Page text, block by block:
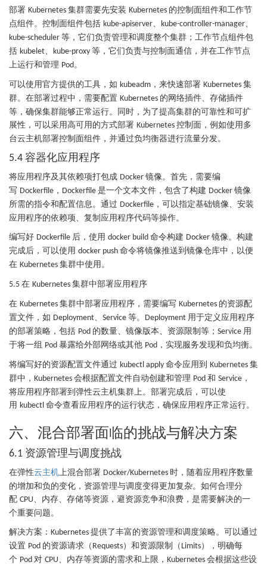
部署 Kubernetes 集群需要先安装 Kubernetes 的控制面组件和工作节
点组件。控制面组件包括 kube-apiserver、 kube-controller-manager、
kube-scheduler 等，它们负责管理和调度整个集群；工作节点组件包
括 kubelet、 kube-proxy 等，它们负责与控制面通信，并在工作节点
上运行和管理 Pod。
可以使用官方提供的工具，如 kubeadm ，来快速部署 Kubernetes 集
群。在部署过程中，需要配置 Kubernetes 的网络插件、存储插件
等，确保集群能够正常运行。同时，为了提高集群的可靠性和可扩
展性，可以采用高可用的方式部署 Kubernetes 控制面，例如使用多
台云主机部署控制面组件，并通过负均衡器进行流量分发。
5.4 容器化应用程序
将应用程序及其依赖项打包成 Docker 镜像。首先，需要编
写 Dockerfile ， Dockerfile 是一个文本文件，包含了构建 Docker 镜像
所需的指令和配置信息。通过 Dockerfile ，可以指定基础镜像、安装
应用程序的依赖项、复制应用程序代码等操作。
编写好 Dockerfile 后，使用 docker build 命令构建 Docker 镜像。构建
完成后，可以使用 docker push 命令将镜像推送到镜像仓库中，以便
在 Kubernetes 集群中使用。
5.5 在 Kubernetes 集群中部署应用程序
在 Kubernetes 集群中部署应用程序，需要编写 Kubernetes 的资源配
置文件，如 Deployment、 Service 等。 Deployment 用于定义应用程序
的部署策略，包括 Pod 的数量、镜像版本、资源限制等； Service 用
于将一组 Pod 暴露给外部网络或其他 Pod ，实现服务发现和负均衡。
将编写好的资源配置文件通过 kubectl apply 命令应用到 Kubernetes 集
群中， Kubernetes 会根据配置文件自动创建和管理 Pod 和 Service ，
将应用程序部署到弹性云主机集群上。部署完成后，可以使
用 kubectl 命令查看应用程序的运行状态，确保应用程序正常运行。
六、混合部署面临的挑战与解决方案
6.1 资源管理与调度挑战
在弹性云主机上混合部署 Docker/Kubernetes 时，随着应用程序数量
的增加和负的变化，资源管理与调度变得更加复杂。如何合理分
配 CPU、内存、存储等资源，避资源竞争和浪费，是需要解决的一
个重要问题。
解决方案： Kubernetes 提供了丰富的资源管理和调度策略。可以通过
设置 Pod 的资源请求（ Requests）和资源限制（ Limits），明确每
个 Pod 对 CPU、内存等资源的需求和上限， Kubernetes 会根据这些设